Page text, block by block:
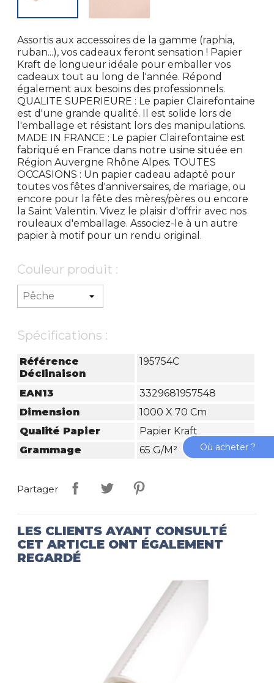
Assortis aux accessoires de la gamme (raphia,
ruban...), vos cadeaux feront sensation ! Papier
Kraft de longueur idéale pour emballer vos
cadeaux tout au long de l'année. Répond
également aux besoins des professionnels.
QUALITE SUPERIEURE : Le papier Clairefontaine
est d'une grande qualité. Il est solide lors de
l'emballage et résistant lors des manipulations.
MADE IN FRANCE : Le papier Clairefontaine est
fabriqué en France dans notre usine située en
Région Auvergne Rhône Alpes. TOUTES
OCCASIONS : Un papier cadeau adapté pour
toutes vos fêtes d'anniversaires, de mariage, ou
encore pour la fête des mères/pères ou encore
la Saint Valentin. Vivez le plaisir d'offrir avec nos
rouleaux d'emballage. Associez-le à un autre
papier à motif pour un rendu original.
Couleur produit :
Spécifications :
Référence
Déclinaison
195754C
EAN13
3329681957548
Dimension
1000 X 70 Cm
Qualité Papier
Papier Kraft
Grammage
65 G/m²
Partager
LES CLIENTS AYANT CONSULTÉ
CET ARTICLE ONT ÉGALEMENT
REGARDÉ
Où acheter ?